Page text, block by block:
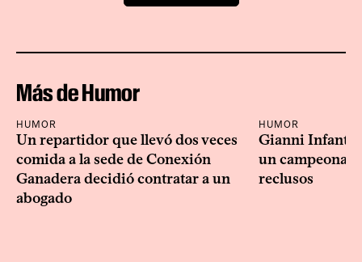
Más de Humor
HUMOR
Un repartidor que llevó dos veces
comida a la sede de Conexión
Ganadera decidió contratar a un
abogado
HUMOR
Gianni
un
reclusos